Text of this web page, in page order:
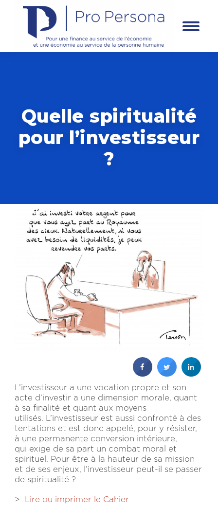
Quelle spiritualité
pour l’investisseur
?
L’investisseur a une vocation propre et son
acte d’investir a une dimension morale, quant
à sa finalité et quant aux moyens
utilisés. L’investisseur est aussi confronté à des
tentations et est donc appelé, pour y résister,
à une permanente conversion intérieure,
qui exige de sa part un combat moral et
spirituel. Pour être à la hauteur de sa mission
et de ses enjeux, l’investisseur peut-il se passer
de spiritualité ?
> Lire ou imprimer le Cahier
Panneau de gestion des cookies